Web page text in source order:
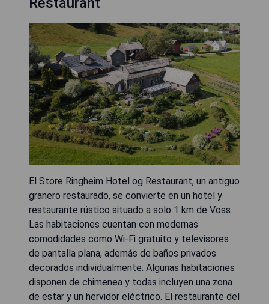
El Store Ringheim Hotel og Restaurant, un antiguo
granero restaurado, se convierte en un hotel y
restaurante rústico situado a solo 1 km de Voss.
Las habitaciones cuentan con modernas
comodidades como Wi-Fi gratuito y televisores
de pantalla plana, además de baños privados
decorados individualmente. Algunas habitaciones
disponen de chimenea y todas incluyen una zona
de estar y un hervidor eléctrico. El restaurante del